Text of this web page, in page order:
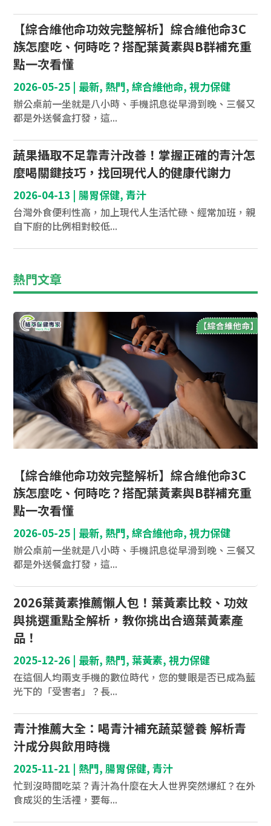
【綜合維他命功效完整解析】綜合維他命3C
族怎麼吃、何時吃？搭配葉黃素與B群補充重
點一次看懂
2026-05-25 | 最新, 熱門,綜合維他命,視力保健
辦公桌前一坐就是八小時、手機訊息從早滑到晚、三餐又
都是外送餐盒打發，這...
蔬果攝取不足靠青汁改善！掌握正確的青汁怎
麼喝關鍵技巧，找回現代人的健康代謝力
2026-04-13 |腸胃保健,青汁
台灣外食便利性高，加上現代人生活忙碌、經常加班，親
自下廚的比例相對較低...
熱門文章
【綜合維他命功效完整解析】綜合維他命3C
族怎麼吃、何時吃？搭配葉黃素與B群補充重
點一次看懂
2026-05-25 | 最新, 熱門,綜合維他命,視力保健
辦公桌前一坐就是八小時、手機訊息從早滑到晚、三餐又
都是外送餐盒打發，這...
2026葉黃素推薦懶人包！葉黃素比較、功效
與挑選重點全解析，教你挑出合適葉黃素產
品！
2025-12-26 | 最新, 熱門,葉黃素,視力保健
在這個人均兩支手機的數位時代，您的雙眼是否已成為藍
光下的「受害者」？長...
青汁推薦大全：喝青汁補充蔬菜營養 解析青
汁成分與飲用時機
2025-11-21 | 熱門,腸胃保健,青汁
忙到沒時間吃菜？青汁為什麼在大人世界突然爆紅？在外
食成災的生活裡，要每...